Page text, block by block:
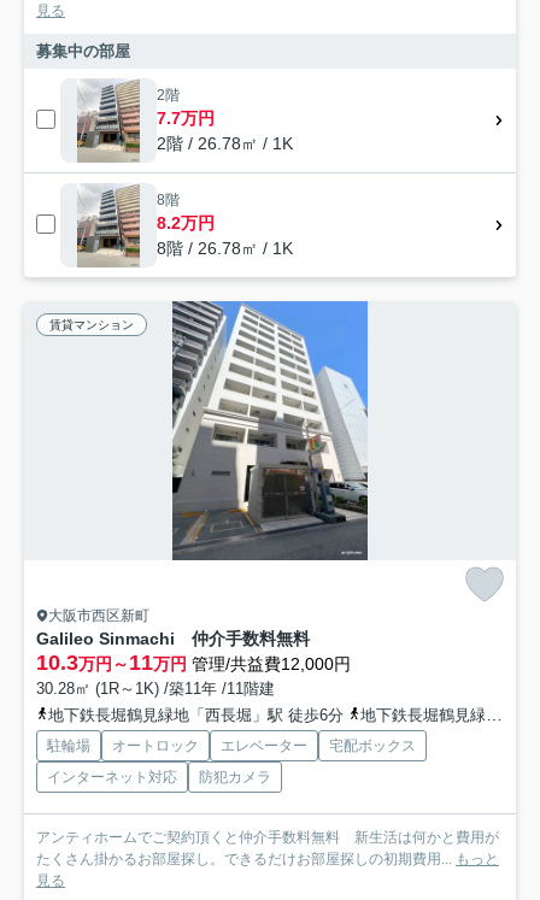
見る
募集中の部屋
2階
7.7万円
2階 / 26.78㎡ / 1K
8階
8.2万円
8階 / 26.78㎡ / 1K
賃貸マンション
大阪市西区新町
Galileo Sinmachi 仲介手数料無料
10.3万円～11万円 管理/共益費12,000円
30.28㎡ (1R～1K) /築11年 /11階建
地下鉄長堀鶴見緑地「西長堀」駅 徒歩6分
地下鉄長堀鶴見緑地「西大橋」駅 徒歩6分
駐輪場 オートロック エレベーター
宅配ボックス
インターネット対応
防犯カメラ
アンティホームでご契約頂くと仲介手数料無料 新生活は何かと費用が
たくさん掛かるお部屋探し。できるだけお部屋探しの初期費用... もっと
見る